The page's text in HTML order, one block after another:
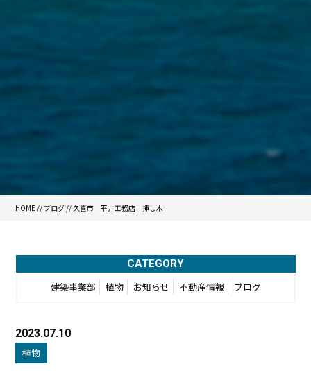
HOME // ブログ // 久喜市 平井工務店 挿し木
CATEGORY
建築事業部 植物 お知らせ 不動産情報 ブログ
2023.07.10
植物